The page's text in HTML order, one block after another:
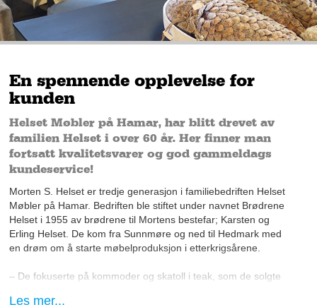
En spennende opplevelse for
kunden
Helset Møbler på Hamar, har blitt drevet av
familien Helset i over 60 år. Her finner man
fortsatt kvalitetsvarer og god gammeldags
kundeservice!
Morten S. Helset er tredje generasjon i familiebedriften Helset
Møbler på Hamar. Bedriften ble stiftet under navnet Brødrene
Helset i 1955 av brødrene til Mortens bestefar; Karsten og
Erling Helset. De kom fra Sunnmøre og ned til Hedmark med
en drøm om å starte møbelproduksjon i etterkrigsårene.
– De fokuserte på kommoder og skatoll i teak, som de solgte
Les mer...